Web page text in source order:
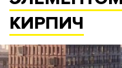
КИРПИЧ